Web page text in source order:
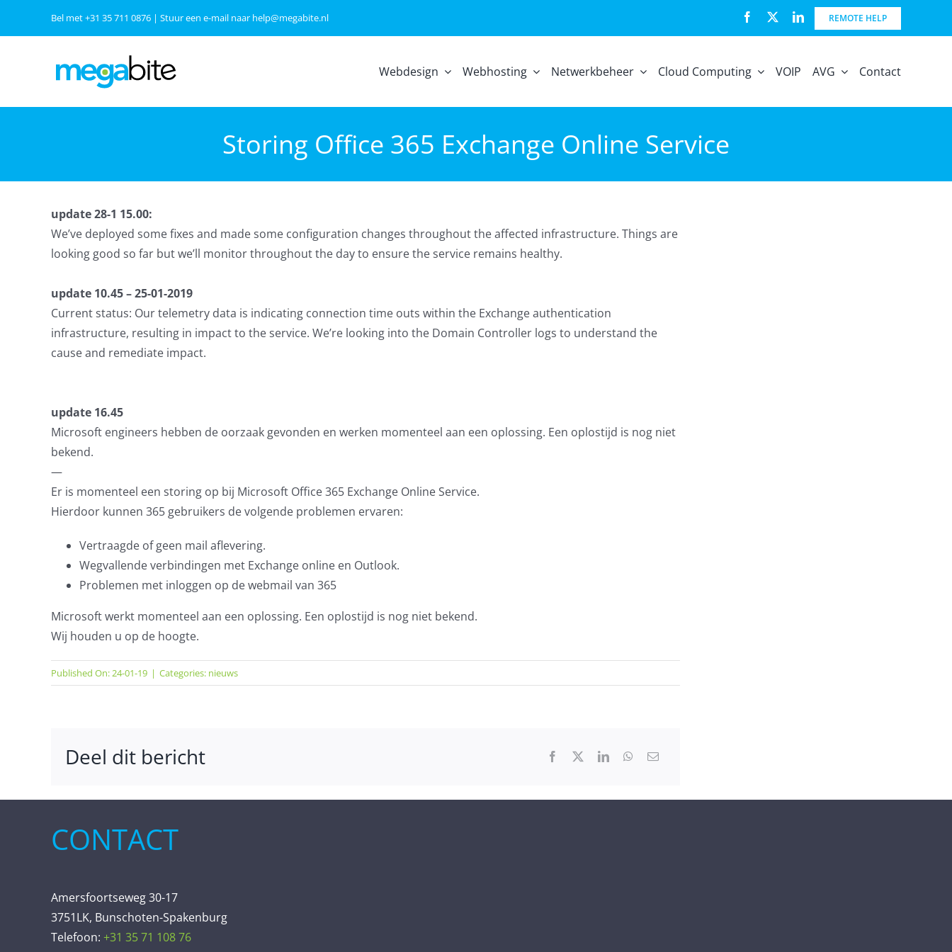
Bel met+31 35 711 0876| Stuur een e-mail naar help@megabite.nl REMOTE HELP
Webdesign Webhosting Netwerkbeheer Cloud Computing VOIP AVG Contact
Storing Office 365 Exchange Online Service
update 28-1 15.00:
We’ve deployed some fixes and made some configuration changes throughout the affected infrastructure. Things are
looking good so far but we’ll monitor throughout the day to ensure the service remains healthy.
update 10.45 – 25-01-2019
Current status: Our telemetry data is indicating connection time outs within the Exchange authentication
infrastructure, resulting in impact to the service. We’re looking into the Domain Controller logs to understand the
cause and remediate impact.
update 16.45
Microsoft engineers hebben de oorzaak gevonden en werken momenteel aan een oplossing. Een oplostijd is nog niet
bekend.
—
Er is momenteel een storing op bij Microsoft Office 365 Exchange Online Service.
Hierdoor kunnen 365 gebruikers de volgende problemen ervaren:
Vertraagde of geen mail aflevering.
Wegvallende verbindingen met Exchange online en Outlook.
Problemen met inloggen op de webmail van 365
Microsoft werkt momenteel aan een oplossing. Een oplostijd is nog niet bekend.
Wij houden u op de hoogte.
Published On: 24-01-19 | Categories: nieuws
Deel dit bericht
CONTACT
Amersfoortseweg 30-17
3751LK, Bunschoten-Spakenburg
Telefoon: +31 35 71 108 76